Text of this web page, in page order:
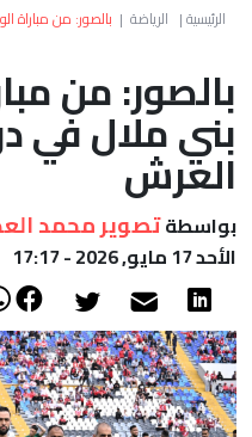
الرئيسية| الرياضة | بالصور: من مباراة
بالصور: من
العرش
بواسطةتصوير محمد
الأحد 17 مايو, 2026 - 17:17